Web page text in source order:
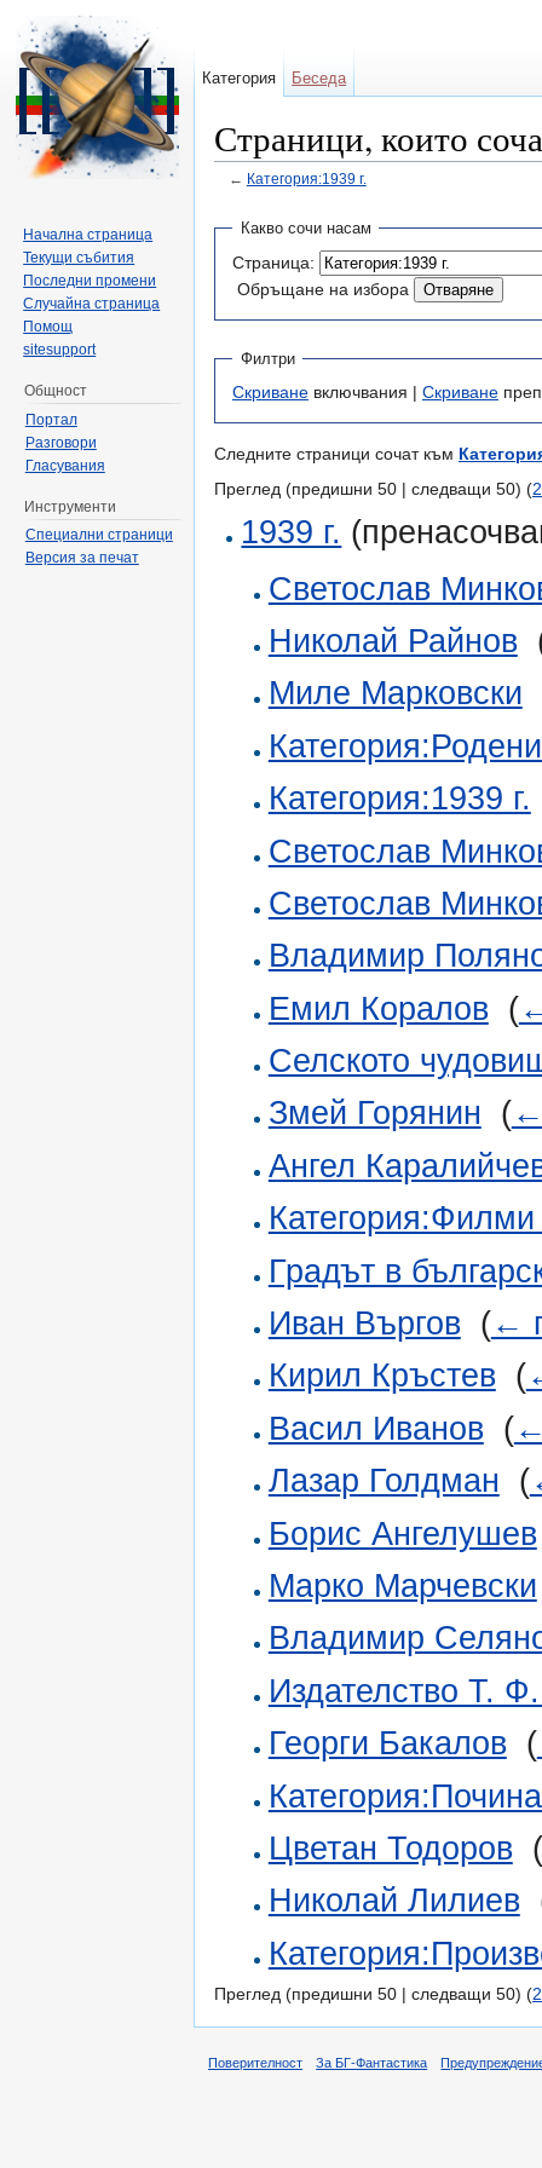
Страници, които
← Категория:1939 г.
Какво сочи насам
Страница:
Обръщане на избора
Филтри
Скриване включвания | Скриване
Следните страници сочат към
Преглед (предишни 50 | следващи 50) (
1939 г.
Светослав
Николай Райнов‎
Миле Марковски
Категория:1939 г.
Светослав
Светослав
Владимир
Емил Коралов‎ (
Селското
Змей Горянин
(←
Ангел
Категория:Филми
Градът в
Иван Въргов‎ (←
Кирил Кръстев‎ (
Васил Иванов‎ (←
Лазар Голдман
(
Борис Ангелушев
Марко Марчевски
Владимир
Издателство Т.
Георги Бакалов‎ (
Цветан Тодоров‎ (
Николай Лилиев‎
Преглед (предишни 50 | следващи 50) (
Категория Беседа
Начална страница
Текущи събития
Последни промени
Случайна страница
Помощ
sitesupport
Общност
Портал
Разговори
Гласувания
Инструменти
Специални страници
Версия за печат
Поверителност За БГ-Фантастика